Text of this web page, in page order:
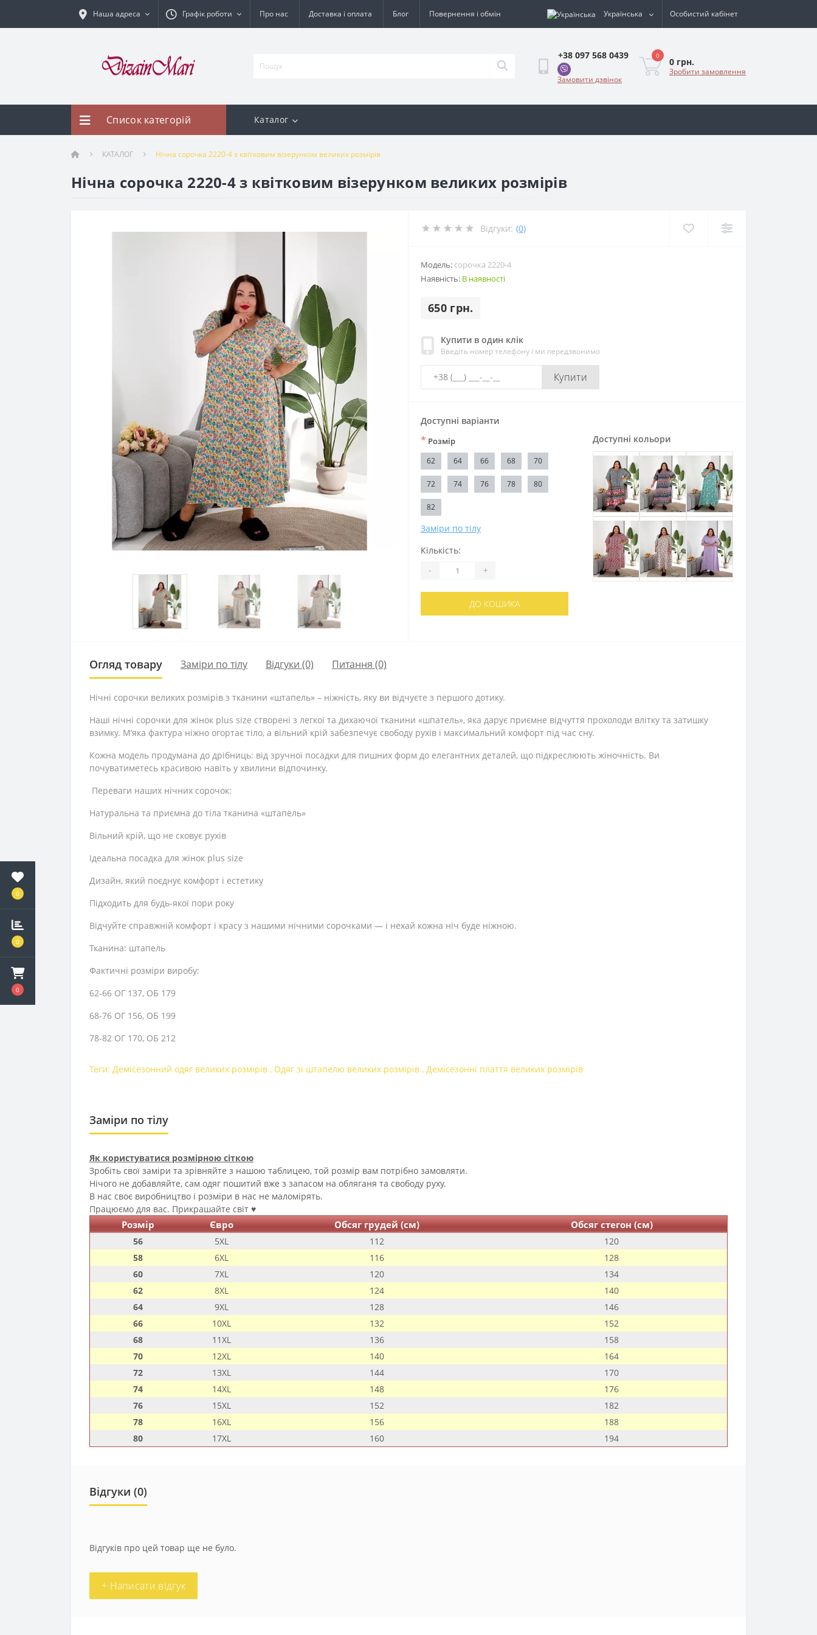
0
0
0
Наша адреса Графік роботи Про нас Доставка і оплата Блог Повернення і обмін Українська Особистий кабінет
+38 097 568 0439
Замовити дзвінок
0
0 грн.
Зробити замовлення
Список категорій Каталог
КАТАЛОГ Нічна сорочка 2220-4 з квітковим візерунком великих розмірів
Нічна сорочка 2220-4 з квітковим візерунком великих розмірів
Відгуки: (0)
Модель: сорочка 2220-4
Наявність: В наявності
650 грн.
Купити в один клік
Введіть номер телефону і ми передзвонимо
Купити
Доступні кольори
Доступні варіанти
* Розмір
62 64 66 68 70
72 74 76 78 80
82
Заміри по тілу
Кількість:
- +
ДО КОШИКА
Огляд товару Заміри по тілу Відгуки (0) Питання (0)
Нічні сорочки великих розмірів з тканини «штапель» – ніжність, яку ви відчуєте з першого дотику.
Наші нічні сорочки для жінок plus size створені з легкої та дихаючої тканини «шпатель», яка дарує приємне відчуття прохолоди влітку та затишку
взимку. М’яка фактура ніжно огортає тіло, а вільний крій забезпечує свободу рухів і максимальний комфорт під час сну.
Кожна модель продумана до дрібниць: від зручної посадки для пишних форм до елегантних деталей, що підкреслюють жіночність. Ви
почуватиметесь красивою навіть у хвилини відпочинку.
Переваги наших нічних сорочок:
Натуральна та приємна до тіла тканина «штапель»
Вільний крій, що не сковує рухів
Ідеальна посадка для жінок plus size
Дизайн, який поєднує комфорт і естетику
Підходить для будь-якої пори року
Відчуйте справжній комфорт і красу з нашими нічними сорочками — і нехай кожна ніч буде ніжною.
Тканина: штапель
Фактичні розміри виробу:
62-66 ОГ 137, ОБ 179
68-76 ОГ 156, ОБ 199
78-82 ОГ 170, ОБ 212
Теги: Демісезонний одяг великих розмірів , Одяг зі штапелю великих розмірів , Демісезонні плаття великих розмірів
Заміри по тілу
Як користуватися розмірною сіткою
Зробіть свої заміри та зрівняйте з нашою таблицею, той розмір вам потрібно замовляти.
Нічого не добавляйте, сам одяг пошитий вже з запасом на обляганя та свободу руху.
В нас своє виробництво і розміри в нас не маломірять.
Працюємо для вас. Прикрашайте світ ♥️
Розмір Євро Обсяг грудей (см) Обсяг стегон (см)
56 5XL 112
120
58
6XL 116
128
60
7XL 120
134
62
8XL 124
140
64
9XL 128
146
66
10XL 132
152
68
11XL 136
158
70
12XL 140
164
72
13XL 144
170
74
14XL 148
176
76
15XL 152
182
78
16XL 156
188
80
17XL 160 194
Відгуки (0)
Відгуків про цей товар ще не було.
+ Написати відгук